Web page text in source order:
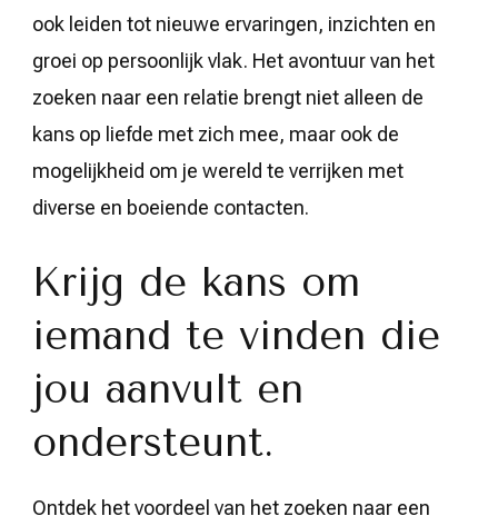
ook leiden tot nieuwe ervaringen, inzichten en
groei op persoonlijk vlak. Het avontuur van het
zoeken naar een relatie brengt niet alleen de
kans op liefde met zich mee, maar ook de
mogelijkheid om je wereld te verrijken met
diverse en boeiende contacten.
Krijg de kans om
iemand te vinden die
jou aanvult en
ondersteunt.
Ontdek het voordeel van het zoeken naar een